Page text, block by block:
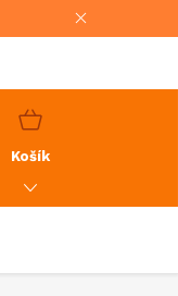
NÁKUPNÝ
Košík